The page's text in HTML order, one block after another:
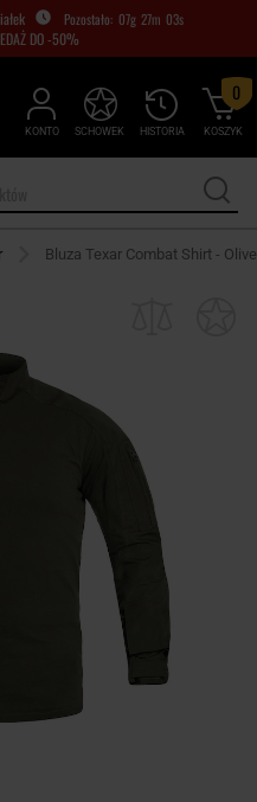
07g 27m 02s
DO -50%
KONTO HISTORIA
SCHOWEK KOSZYK
0
Bluza Texar Combat Shirt - Olive